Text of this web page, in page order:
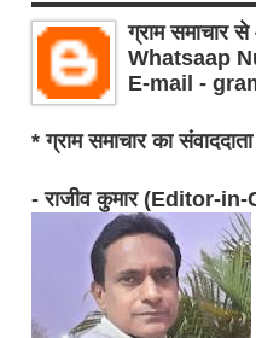
ग्राम
Whatsaap
E-mail -
* ग्राम समाचार का
- राजीव कुमार (Editor-